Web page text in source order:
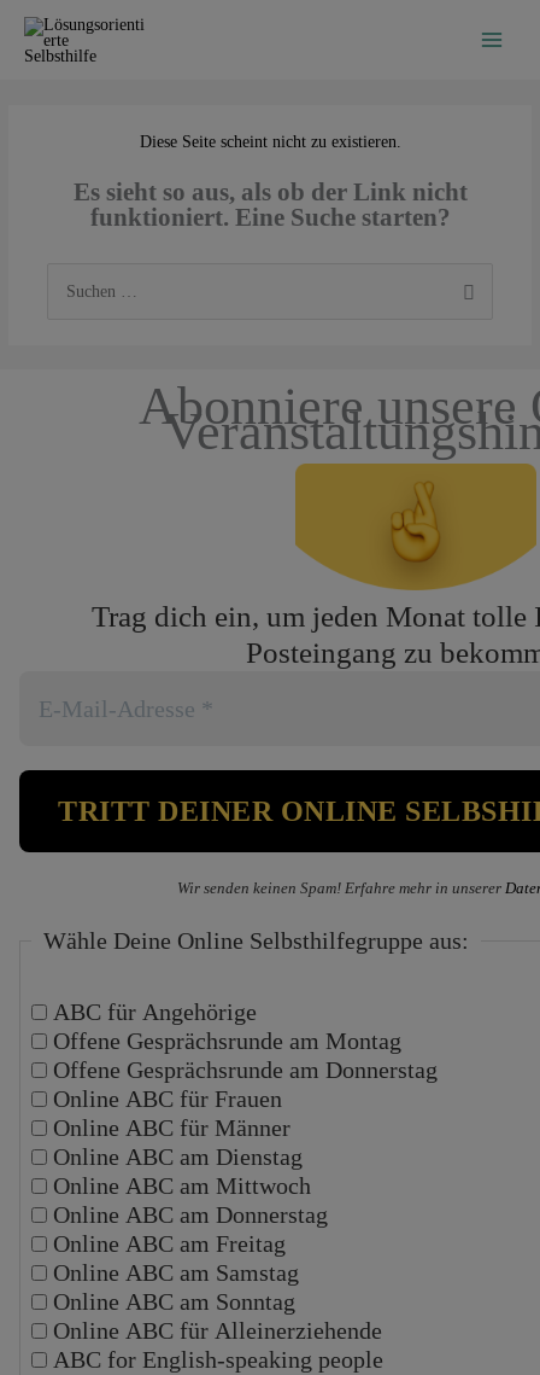
Inhalt
springen
Diese Seite scheint nicht zu existieren.
Es sieht so aus, als ob der Link nicht
funktioniert. Eine Suche starten?
Suchen
Abonniere unsere
Trag dich ein, um jeden Monat tolle
Posteingang zu
Wir senden keinen Spam! Erfahre mehr in unserer
Wähle Deine Online Selbsthilfegruppe aus:
ABC für Angehörige
Offene Gesprächsrunde am Montag
Offene Gesprächsrunde am Donnerstag
Online ABC für Frauen
Online ABC für Männer
Online ABC am Dienstag
Online ABC am Mittwoch
Online ABC am Donnerstag
Online ABC am Freitag
Online ABC am Samstag
Online ABC am Sonntag
Online ABC für Alleinerziehende
ABC for English-speaking people